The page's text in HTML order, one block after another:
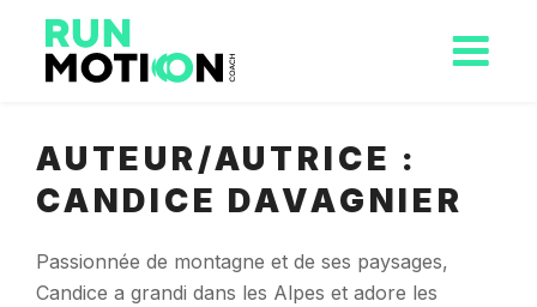
AUTEUR/AUTRICE :
CANDICE DAVAGNIER
Passionnée de montagne et de ses paysages,
Candice a grandi dans les Alpes et adore les